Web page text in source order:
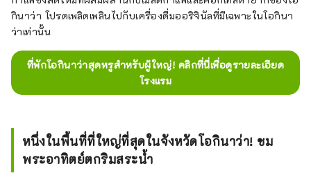
กินาว่า โปรดเพลิดเพลินไปกับเครื่องดื่มออริจินัลที่มีเฉพาะในโอกินา
ว่าเท่านั้น
ที่พักโอกินาว่าสุดหรูสำหรับผู้ใหญ่! คลิกที่นี่เพื่อดูรายละเอียด
โรงแรม
หนึ่งในพื้นที่ที่ใหญ่ที่สุดในจังหวัดโอกินาว่า! ชม
พระอาทิตย์ตกริมสระน้ำ